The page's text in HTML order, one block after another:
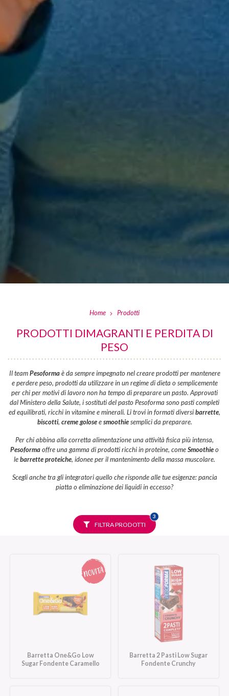
Home Prodotti
PRODOTTI DIMAGRANTI E PERDITA DI
PESO
Il teamPesoformaè da sempre impegnato nel creare prodotti per mantenere
e perdere peso, prodotti da utilizzare in un regime di dieta o semplicemente
per chi per motivi di lavoro non ha tempo di preparare un pasto. Approvati
dal Ministero della Salute, i sostituti del pasto Pesoforma sono pasti completi
ed equilibrati, ricchi in vitamine e minerali. Li trovi in formati diversibarrette,
biscotti, creme goloseesmoothiesemplici da preparare.
Per chi abbina alla corretta alimentazione una attività fisica più intensa,
Pesoformaoffre una gamma di prodotti ricchi in proteine, comeSmoothieo
lebarrette proteiche, idonee per il mantenimento della massa muscolare.
Scegli anche tra gli integratori quello che risponde alle tue esigenze: pancia
piatta o eliminazione dei liquidi in eccesso?
FILTRA PRODOTTI
3FILTRI
SELEZIONATI
Barretta One&Go Low
Sugar Fondente Caramello
Barretta 2 Pasti Low Sugar
Fondente Crunchy